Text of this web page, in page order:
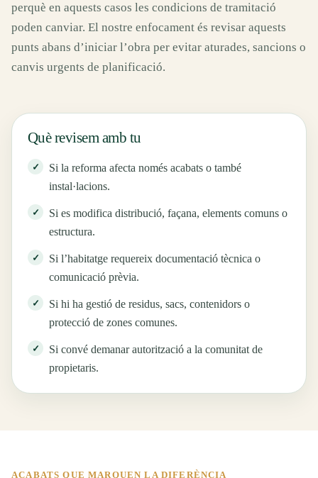
perquè en aquests casos les condicions de tramitació
poden canviar. El nostre enfocament és revisar aquests
punts abans d’iniciar l’obra per evitar aturades, sancions o
canvis urgents de planificació.
Què revisem amb tu
Si la reforma afecta només acabats o també
instal·lacions.
Si es modifica distribució, façana, elements comuns o
estructura.
Si l’habitatge requereix documentació tècnica o
comunicació prèvia.
Si hi ha gestió de residus, sacs, contenidors o
protecció de zones comunes.
Si convé demanar autorització a la comunitat de
propietaris.
ACABATS QUE MARQUEN LA DIFERÈNCIA